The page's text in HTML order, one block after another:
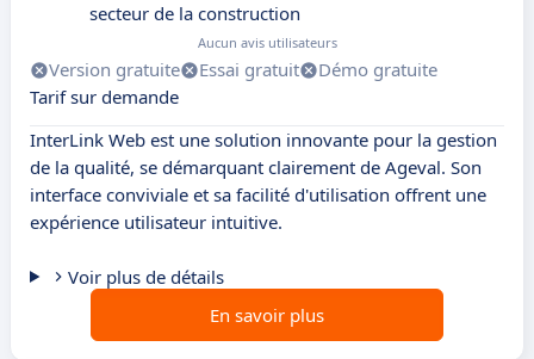
secteur de la construction
Aucun avis utilisateurs
Version gratuite Essai gratuit
Démo gratuite
Tarif sur demande
InterLink Web est une solution innovante pour la gestion
de la qualité, se démarquant clairement de Ageval. Son
interface conviviale et sa facilité d'utilisation offrent une
expérience utilisateur intuitive.
Voir plus de détails
En savoir plus